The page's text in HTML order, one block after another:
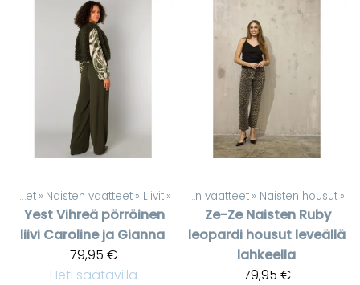
Tuotteet ‪» Naisten vaatteet ‪» Liivit ‪»
YestVihreä pörröinen
liivi Caroline ja Gianna
79,95 €
Heti saatavilla
Tuotteet ‪» Naisten vaatteet ‪» Naisten housut ‪»
Ze-Ze Naisten Ruby
leopardi housut leveällä
lahkeella
79,95 €